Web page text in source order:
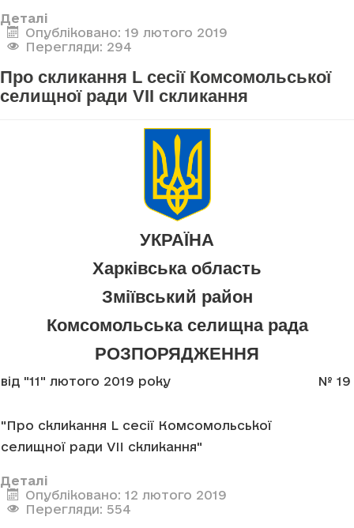
Деталі
Опубліковано: 19 лютого 2019
Перегляди: 294
Про скликання L сесії Комсомольської
селищної ради VII скликання
УКРАЇНА
Харківська область
Зміївський район
Комсомольська селищна рада
РОЗПОРЯДЖЕННЯ
від "11" лютого 2019 року № 19
"Про скликання L сесії Комсомольської
селищної ради VII скликання"
Деталі
Опубліковано: 12 лютого 2019
Перегляди: 554